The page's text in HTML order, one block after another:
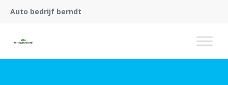
Auto bedrijf berndt